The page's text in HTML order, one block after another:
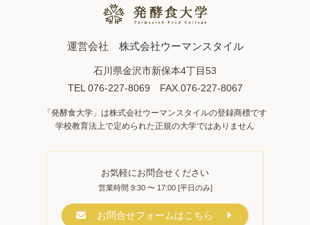
運営会社 株式会社ウーマンスタイル
石川県金沢市新保本4丁目53
TEL 076-227-8069 FAX.076-227-8067
「発酵食大学」は株式会社ウーマンスタイルの登録商標です
学校教育法上で定められた正規の大学ではありません
お気軽にお問合せください
営業時間 9:30 〜 17:00 [平日のみ]
お問合せフォームはこちら